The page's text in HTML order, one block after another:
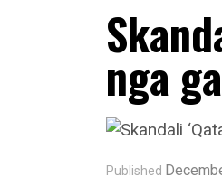
nga
Published